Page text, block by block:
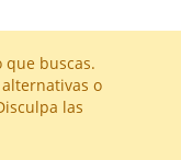
buscas.
o
las